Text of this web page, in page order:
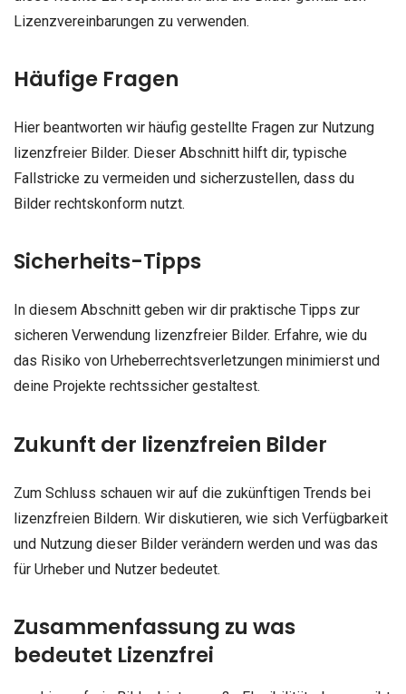
Lizenzvereinbarungen zu verwenden.
Häufige Fragen
Hier beantworten wir häufig gestellte Fragen zur Nutzung
lizenzfreier Bilder. Dieser Abschnitt hilft dir, typische
Fallstricke zu vermeiden und sicherzustellen, dass du
Bilder rechtskonform nutzt.
Sicherheits-Tipps
In diesem Abschnitt geben wir dir praktische Tipps zur
sicheren Verwendung lizenzfreier Bilder. Erfahre, wie du
das Risiko von Urheberrechtsverletzungen minimierst und
deine Projekte rechtssicher gestaltest.
Zukunft der lizenzfreien Bilder
Zum Schluss schauen wir auf die zukünftigen Trends bei
lizenzfreien Bildern. Wir diskutieren, wie sich Verfügbarkeit
und Nutzung dieser Bilder verändern werden und was das
für Urheber und Nutzer bedeutet.
Zusammenfassung zu was
bedeutet Lizenzfrei